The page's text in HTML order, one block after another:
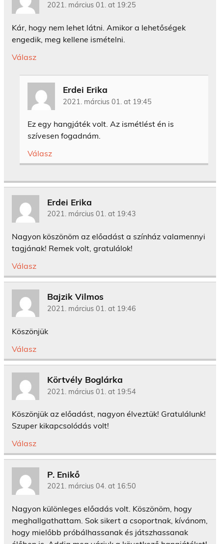
2021. március 01. at 19:25
Kár, hogy nem lehet látni. Amikor a lehetőségek
engedik, meg kellene ismételni.
Válasz
Erdei Erika
2021. március 01. at 19:45
Ez egy hangjáték volt. Az ismétlést én is
szívesen fogadnám.
Válasz
Erdei Erika
2021. március 01. at 19:43
Nagyon köszönöm az előadást a színház valamennyi
tagjának! Remek volt, gratulálok!
Válasz
Bajzik Vilmos
2021. március 01. at 19:46
Köszönjük
Válasz
Körtvély Boglárka
2021. március 01. at 19:54
Köszönjük az előadást, nagyon élveztük! Gratulálunk!
Szuper kikapcsolódás volt!
Válasz
P. Enikő
2021. március 04. at 16:50
Nagyon különleges előadás volt. Köszönöm, hogy
meghallgathattam. Sok sikert a csoportnak, kívánom,
hogy mielőbb próbálhassanak és játszhassanak